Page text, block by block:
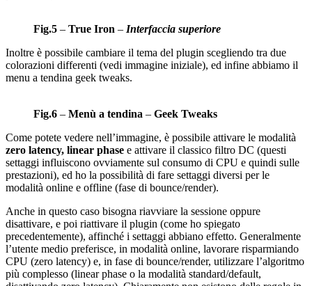
Fig.5 – True Iron – Interfaccia superiore
Inoltre è possibile cambiare il tema del plugin scegliendo tra due
colorazioni differenti (vedi immagine iniziale), ed infine abbiamo il
menu a tendina geek tweaks.
Fig.6 – Menù a tendina – Geek Tweaks
Come potete vedere nell’immagine, è possibile attivare le modalità
zero latency, linear phase e attivare il classico filtro DC (questi
settaggi influiscono ovviamente sul consumo di CPU e quindi sulle
prestazioni), ed ho la possibilità di fare settaggi diversi per le
modalità online e offline (fase di bounce/render).
Anche in questo caso bisogna riavviare la sessione oppure
disattivare, e poi riattivare il plugin (come ho spiegato
precedentemente), affinché i settaggi abbiano effetto. Generalmente
l’utente medio preferisce, in modalità online, lavorare risparmiando
CPU (zero latency) e, in fase di bounce/render, utilizzare l’algoritmo
più complesso (linear phase o la modalità standard/default,